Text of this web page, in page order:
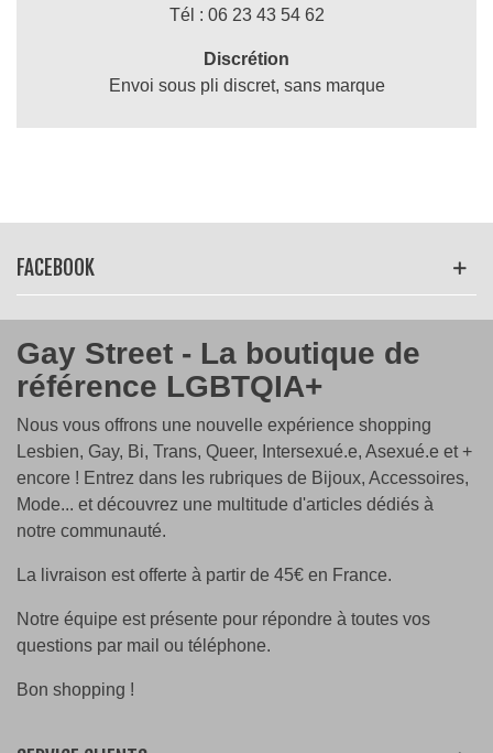
Tél : 06 23 43 54 62
Discrétion
Envoi sous pli discret, sans marque
FACEBOOK
Gay Street - La boutique de
référence LGBTQIA+
Nous vous offrons une nouvelle expérience shopping
Lesbien, Gay, Bi, Trans, Queer, Intersexué.e, Asexué.e et +
encore ! Entrez dans les rubriques de Bijoux, Accessoires,
Mode... et découvrez une multitude d'articles dédiés à
notre communauté.
La livraison est offerte à partir de 45€ en France.
Notre équipe est présente pour répondre à toutes vos
questions par mail ou téléphone.
Bon shopping !